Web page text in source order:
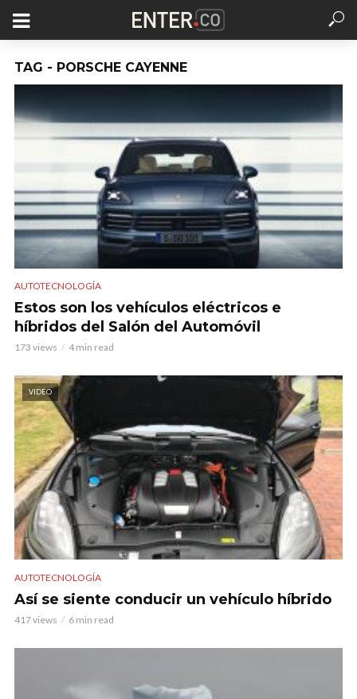
TAG - PORSCHE CAYENNE
AUTOTECNOLOGÍA
Estos son los vehículos eléctricos e
híbridos del Salón del Automóvil
173 views 4 min read
VIDEO
AUTOTECNOLOGÍA
Así se siente conducir un vehículo híbrido
417 views 6 min read